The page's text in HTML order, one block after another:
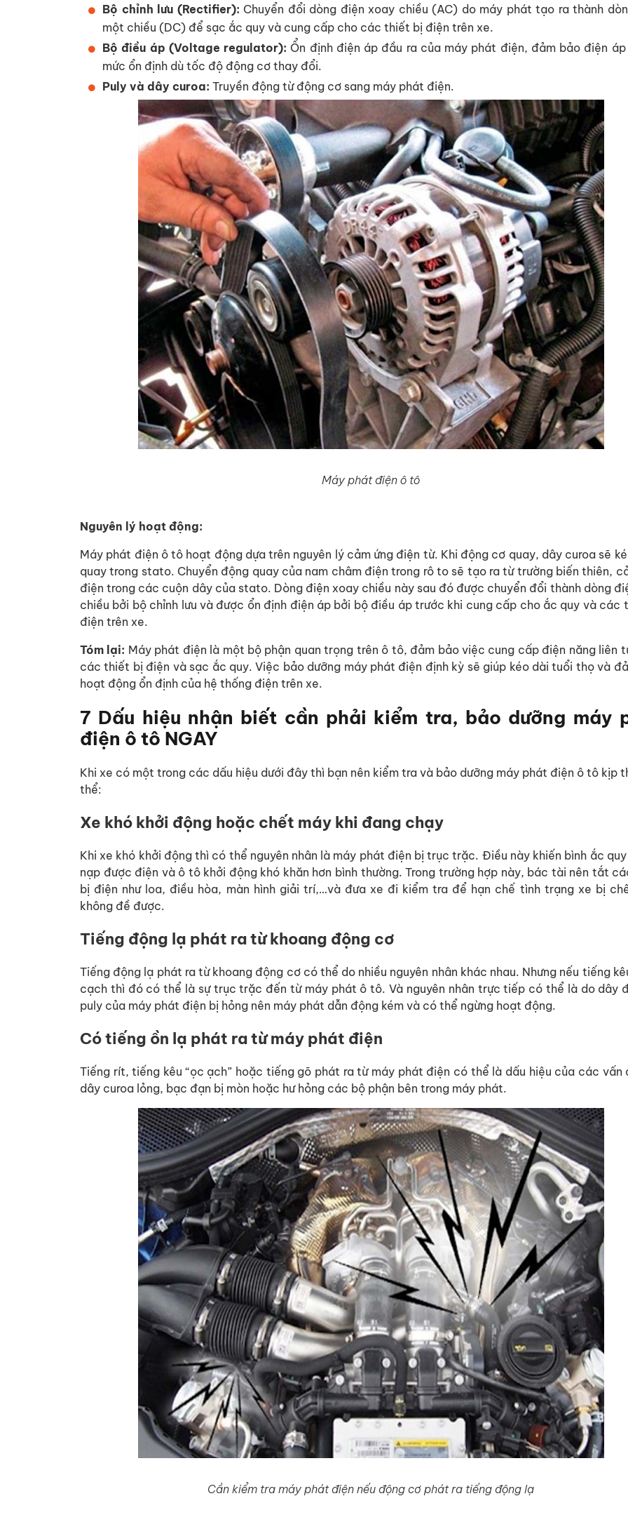
Bộ chỉnh lưu (Rectifier): Chuyển đổi dòng điện xoay chiều (AC) do máy phát tạo ra thành
một chiều (DC) để sạc ắc quy và cung cấp cho các thiết bị điện trên xe.
Bộ điều áp (Voltage regulator): Ổn định điện áp đầu ra của máy phát điện, đảm bảo điện áp
mức ổn định dù tốc độ động cơ thay đổi.
Puly và dây curoa: Truyền động từ động cơ sang máy phát điện.
Máy phát điện ô tô
Nguyên lý hoạt động:
Máy phát điện ô tô hoạt động dựa trên nguyên lý cảm ứng điện từ. Khi động cơ quay, dây curoa sẽ
quay trong stato. Chuyển động quay của nam châm điện trong rô to sẽ tạo ra từ trường biến thiên,
điện trong các cuộn dây của stato. Dòng điện xoay chiều này sau đó được chuyển đổi thành dòng
chiều bởi bộ chỉnh lưu và được ổn định điện áp bởi bộ điều áp trước khi cung cấp cho ắc quy và các
điện trên xe.
Tóm lại: Máy phát điện là một bộ phận quan trọng trên ô tô, đảm bảo việc cung cấp điện năng liên
các thiết bị điện và sạc ắc quy. Việc bảo dưỡng máy phát điện định kỳ sẽ giúp kéo dài tuổi thọ và
hoạt động ổn định của hệ thống điện trên xe.
7 Dấu hiệu nhận biết cần phải kiểm tra, bảo dưỡng máy
điện ô tô NGAY
Khi xe có một trong các dấu hiệu dưới đây thì bạn nên kiểm tra và bảo dưỡng máy phát điện ô tô kịp
thể:
Xe khó khởi động hoặc chết máy khi đang chạy
Khi xe khó khởi động thì có thể nguyên nhân là máy phát điện bị trục trặc. Điều này khiến bình ắc
nạp được điện và ô tô khởi động khó khăn hơn bình thường. Trong trường hợp này, bác tài nên tắt
bị điện như loa, điều hòa, màn hình giải trí,…và đưa xe đi kiểm tra để hạn chế tình trạng xe bị
không đề được.
Tiếng động lạ phát ra từ khoang động cơ
Tiếng động lạ phát ra từ khoang động cơ có thể do nhiều nguyên nhân khác nhau. Nhưng nếu tiếng
cạch thì đó có thể là sự trục trặc đến từ máy phát ô tô. Và nguyên nhân trực tiếp có thể là do dây
puly của máy phát điện bị hỏng nên máy phát dẫn động kém và có thể ngừng hoạt động.
Có tiếng ồn lạ phát ra từ máy phát điện
Tiếng rít, tiếng kêu “ọc ạch” hoặc tiếng gõ phát ra từ máy phát điện có thể là dấu hiệu của các vấn
dây curoa lỏng, bạc đạn bị mòn hoặc hư hỏng các bộ phận bên trong máy phát.
Cần kiểm tra máy phát điện nếu động cơ phát ra tiếng động lạ